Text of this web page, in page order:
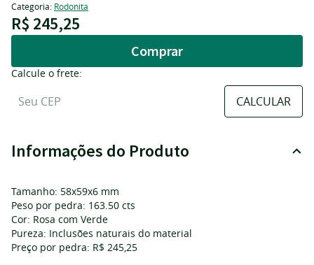
Categoria: Rodonita
R$ 245,25
Comprar
Calcule o frete:
Informações do Produto
Tamanho: 58x59x6 mm
Peso por pedra: 163.50 cts
Cor: Rosa com Verde
Pureza: Inclusões naturais do material
Preço por pedra: R$ 245,25